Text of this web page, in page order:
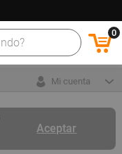
0
Mi cuenta
Aceptar